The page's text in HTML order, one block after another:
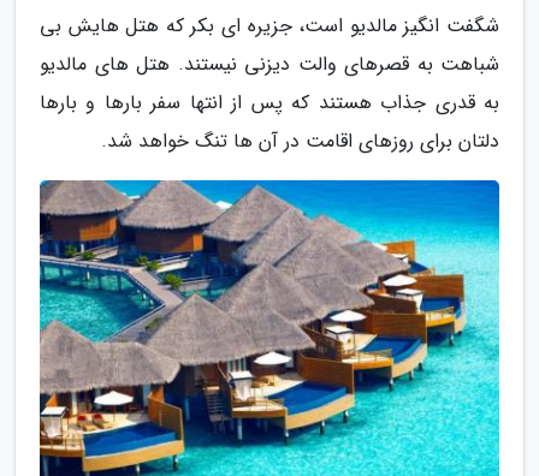
شگفت انگیز مالدیو است، جزیره ای بکر که هتل هایش بی
شباهت به قصرهای والت دیزنی نیستند. هتل های مالدیو
به قدری جذاب هستند که پس از انتها سفر بارها و بارها
دلتان برای روزهای اقامت در آن ها تنگ خواهد شد.